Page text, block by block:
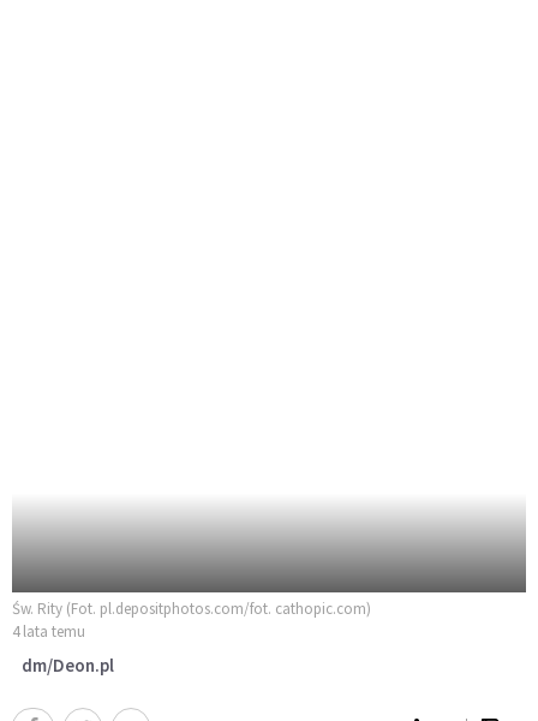
Św. Rity (Fot. pl.depositphotos.com/fot. cathopic.com)
4 lata temu
dm/Deon.pl